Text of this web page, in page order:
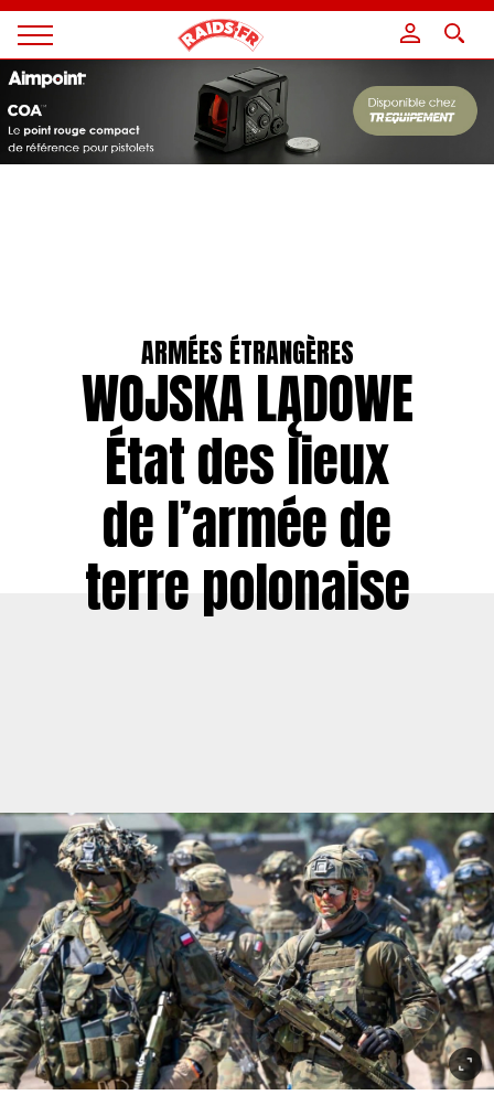
Magazine
Raids
ARMÉES ÉTRANGÈRES
WOJSKA LĄDOWE
État des lieux
de l’armée de
terre polonaise
Panneau de gestion des cookies